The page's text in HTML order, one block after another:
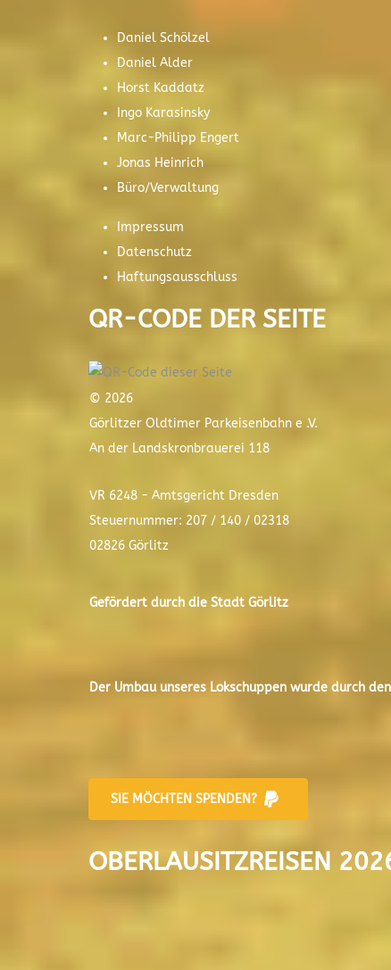
Daniel Schölzel
Daniel Alder
Horst Kaddatz
Ingo Karasinsky
Marc-Philipp Engert
Jonas Heinrich
Büro/Verwaltung
Impressum
Datenschutz
Haftungsausschluss
QR-CODE DER SEITE
© 2026
Görlitzer Oldtimer Parkeisenbahn e .V.
An der Landskronbrauerei 118
VR 6248 - Amtsgericht Dresden
Steuernummer: 207 / 140 / 02318
02826 Görlitz
Gefördert durch die Stadt Görlitz
Der Umbau unseres Lokschuppen wurde durch
SIE MÖCHTEN SPENDEN?
OBERLAUSITZREISEN